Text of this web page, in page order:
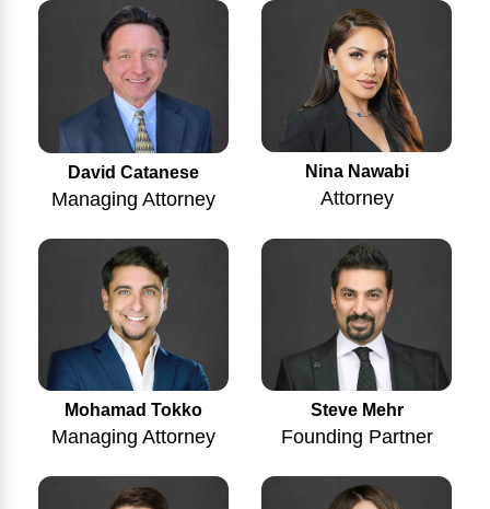
David Catanese
Managing Attorney
Nina Nawabi
Attorney
Mohamad Tokko
Managing Attorney
Steve Mehr
Founding Partner